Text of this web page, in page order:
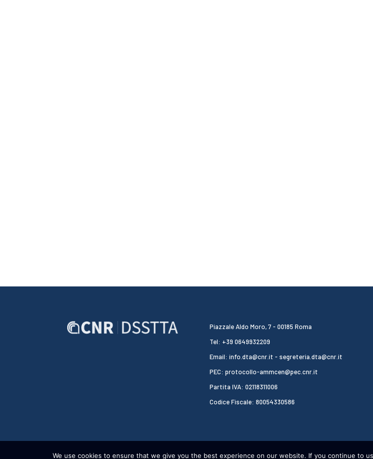
Piazzale Aldo Moro, 7 - 00185 Roma
Tel: +39 0649932209
Email: info.dta@cnr.it - segreteria.dta@cnr.it
PEC: protocollo-ammcen@pec.cnr.it
Partita IVA: 02118311006
Codice Fiscale: 80054330586
CNR DSSTTA 2024 - WEBDESIGN:HEAP DESIGN
We use cookies to ensure that we give you the best experience on our website. If you continue to